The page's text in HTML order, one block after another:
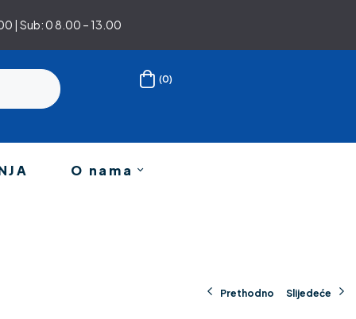
| Sub: 0 8.00 – 13.00
(0)
O nama
Prethodno Slijedeće